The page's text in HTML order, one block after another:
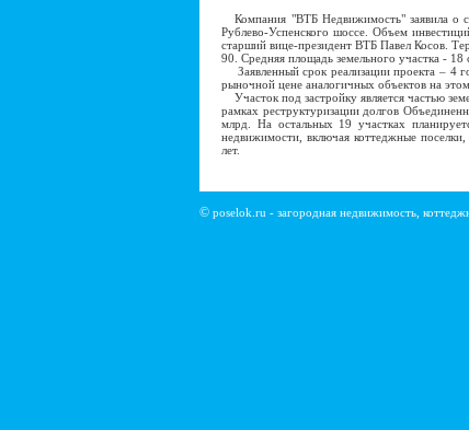
Компания "ВТБ Недвижимость" заявила о
Рублево-Успенского шоссе. Объем
старший вице-президент ВТБ Павел Косов.
90. Средняя площадь земельного участка -
Заявленный срок реализации проекта – 4
рыночной цене аналогичных объектов на
Участок под застройку является частью
рамках реструктуризации долгов
млрд. На остальных 19 участках
недвижимости, включая коттеджные
лет.
© poselok.ru - загородная недвижимость,